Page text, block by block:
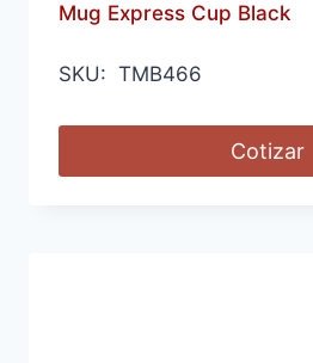
Mug Express Cup Black
SKU: TMB466
Cotizar